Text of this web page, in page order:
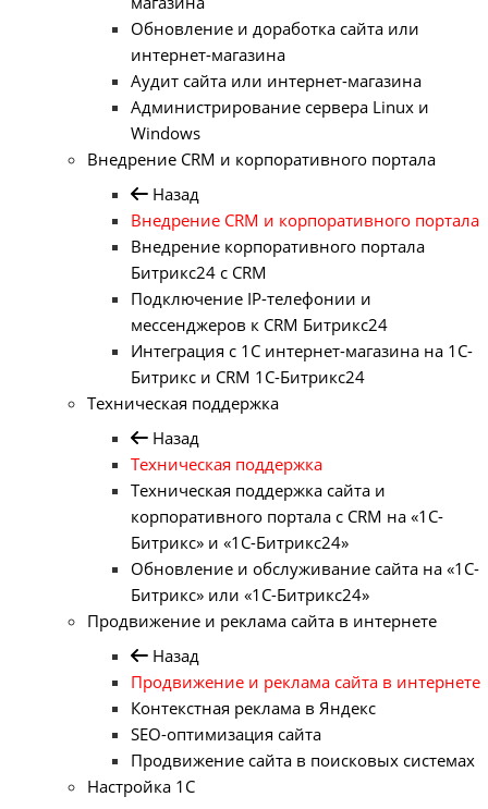
Обновление и доработка сайта или
интернет-магазина
Аудит сайта или интернет-магазина
Администрирование сервера Linux и
Windows
Внедрение CRM и корпоративного портала
Назад
Внедрение CRM и корпоративного портала
Внедрение корпоративного портала
Битрикс24 с CRM
Подключение IP-телефонии и
мессенджеров к CRM Битрикс24
Интеграция с 1С интернет-магазина на 1С-
Битрикс и CRM 1С-Битрикс24
Техническая поддержка
Назад
Техническая поддержка
Техническая поддержка сайта и
корпоративного портала с CRM на «1С-
Битрикс» и «1С-Битрикс24»
Обновление и обслуживание сайта на «1С-
Битрикс» или «1С-Битрикс24»
Продвижение и реклама сайта в интернете
Назад
Продвижение и реклама сайта в интернете
Контекстная реклама в Яндекс
SEO-оптимизация сайта
Продвижение сайта в поисковых системах
Настройка 1С